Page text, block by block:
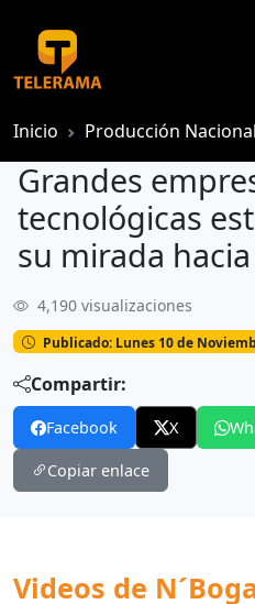
Inicio Producción Nacional
Grandes
tecnológicas
su mirada
4,190 visualizaciones
Publicado: Lunes 10 de
Compartir:
Facebook X
Copiar enlace
Videos de